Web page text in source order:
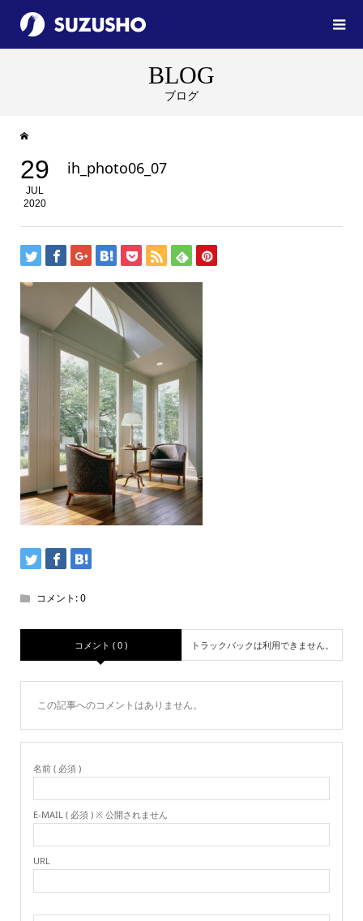
BLOG
ブログ
29
JUL
2020
ih_photo06_07
コメント:0
コメント ( 0 ) トラックバックは利用できません。
この記事へのコメントはありません。
名前 ( 必須 )
E-MAIL ( 必須 ) ※ 公開されません
URL